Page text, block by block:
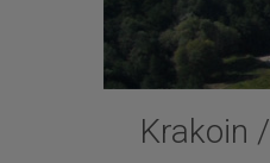
Krakoin /